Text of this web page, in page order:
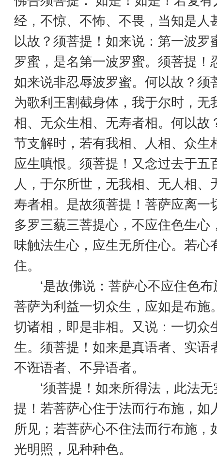
经，不惊、不怖、不畏，当知是人
以故？须菩提！如来说：第一波罗
罗蜜，是名第一波罗蜜。须菩提！
如来说非忍辱波罗蜜。何以故？须
为歌利王割截身体，我于尔时，无
相、无众生相、无寿者相。何以故
节支解时，若有我相、人相、众生
应生嗔恨。须菩提！又念过去于五
人，于尔所世，无我相、无人相、
寿者相。是故须菩提！菩萨应离一
多罗三藐三菩提心，不应住色生心
味触法生心，应生无所住心。若心
住。
‘是故佛说：菩萨心不应住色布
菩萨为利益一切众生，应如是布施
切诸相，即是非相。又说：一切众
生。须菩提！如来是真语者、实语
不诳语者、不异语者。
‘须菩提！如来所得法，此法无
提！若菩萨心住于法而行布施，如
所见；若菩萨心不住法而行布施，
光明照，见种种色。